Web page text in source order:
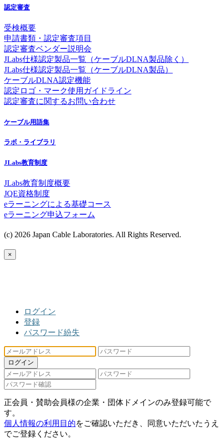
認定審査
受検概要
申請書類・認定審査項目
認定審査ベンダー説明会
JLabs仕様認定製品一覧（ケーブルDLNA製品除く）
JLabs仕様認定製品一覧（ケーブルDLNA製品）
ケーブルDLNA認定機能
認定ロゴ・マーク使用ガイドライン
認定審査に関するお問い合わせ
ケーブル用語集
ラボ・ライブラリ
JLabs教育制度
JLabs教育制度概要
JQE資格制度
eラーニングによる基礎コース
eラーニング申込フォーム
(c) 2026 Japan Cable Laboratories. All Rights Reserved.
×
ログイン
登録
パスワード紛失
ログイン
正会員・賛助会員様の企業・団体ドメインのみ登録可能で
す。
個人情報の利用目的をご確認いただき、同意いただいたうえ
でご登録ください。